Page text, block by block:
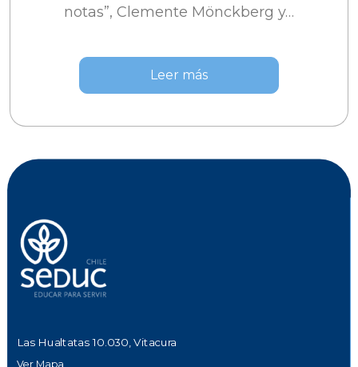
notas”, Clemente Mönckberg y…
Leer más
Las Hualtatas 10.030, Vitacura
Ver Mapa